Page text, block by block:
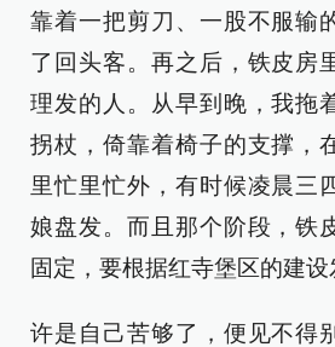
靠着一把剪刀、一股不服输
了回头客。再之后，铁皮房
理发的人。从早到晚，我拖
拐杖，倚靠着椅子的支撑，
里忙里忙外，有时候凌晨三
娘盘发。而且那个阶段，铁
固定，要根据红寺堡区的建设
许是自己苦够了，便见不得